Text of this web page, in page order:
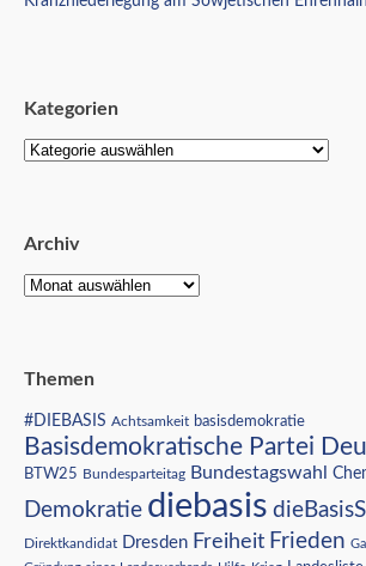
Kategorien
Archiv
Themen
#DIEBASIS Achtsamkeit basisdemokratie
Basisdemokratische Partei
BTW25 Bundesparteitag Bundestagswahl
Demokratie diebasis
Direktkandidat Dresden Freiheit Frieden